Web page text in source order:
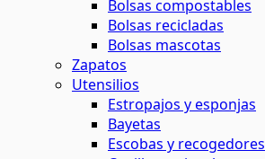
Bolsas compostables
Bolsas recicladas
Bolsas mascotas
Zapatos
Utensilios
Estropajos y esponjas
Bayetas
Escobas y recogedores